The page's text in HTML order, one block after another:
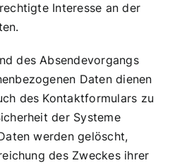
Interesse an der
des Absendevorgangs
Daten dienen
des Kontaktformulars zu
der Systeme
werden gelöscht,
des Zweckes ihrer